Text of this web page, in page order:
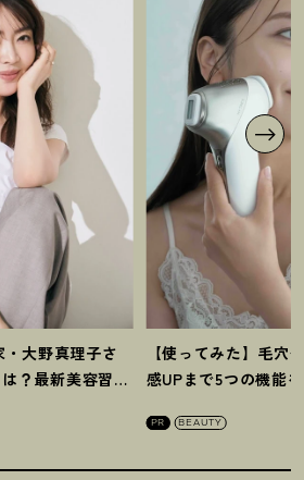
・大野真理子さ
？ 最新美容習慣
【使ってみた】毛穴
感UPまで5つの機能
PR BEAUTY